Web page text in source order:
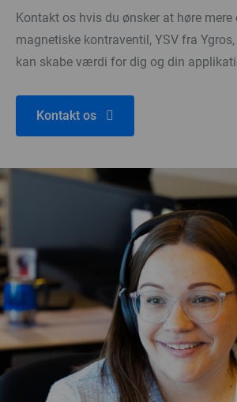
Kontakt os hvis du ønsker at høre
magnetiske kontraventil, YSV fra
kan skabe værdi for dig og din
Kontakt os